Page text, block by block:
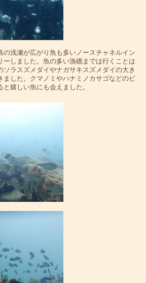
の浅瀬が広がり魚も多いノースチャネルイン
ーしました。魚の多い漁礁までは行くことは
ソラスズメダイやナガサキスズメダイの大き
ました。クマノミやハナミノカサゴなどのビ
嬉しい魚にも会えました。